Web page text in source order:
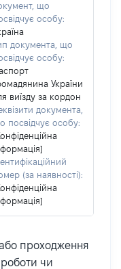
що
особу:
документа, що
особу:
України
виїзду за кордон
документа,
посвідчує особу:
(за наявності):
проходження
чи